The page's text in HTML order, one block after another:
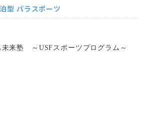
型 パラスポーツ